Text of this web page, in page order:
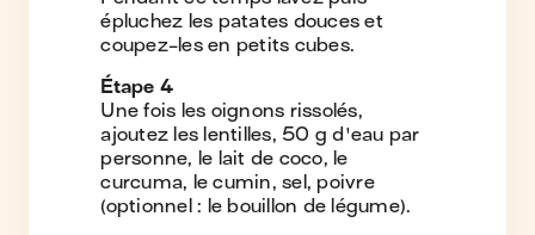
épluchez les patates douces et
coupez-les en petits cubes.
Étape 4
Une fois les oignons rissolés,
ajoutez les lentilles, 50 g d'eau par
personne, le lait de coco, le
curcuma, le cumin, sel, poivre
(optionnel : le bouillon de légume).